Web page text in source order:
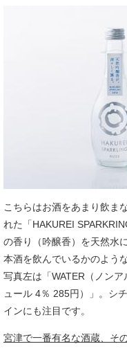
こちらはお酒をあまり飲ま
れた「HAKUREI
の香り（吟醸香）を天然水
本酒を飲んでいるかのよう
写真左は「WATER（ノン
ュール 4％ 285円）」。シ
インにも注目です。
宮津で一番有名な酒蔵、そ